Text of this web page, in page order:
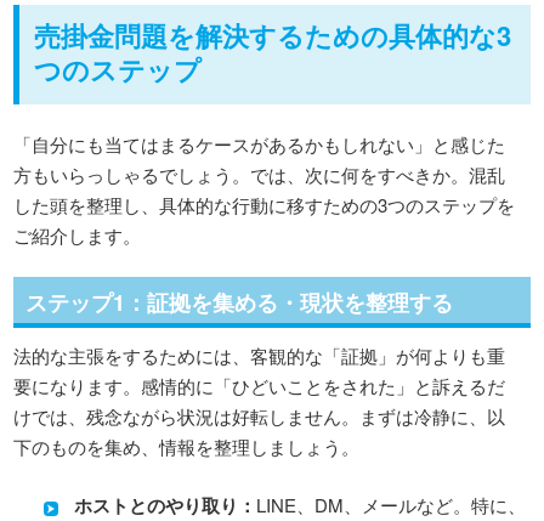
売掛金問題を解決するための具体的な3
つのステップ
「自分にも当てはまるケースがあるかもしれない」と感じた
方もいらっしゃるでしょう。では、次に何をすべきか。混乱
した頭を整理し、具体的な行動に移すための3つのステップを
ご紹介します。
ステップ1：証拠を集める・現状を整理する
法的な主張をするためには、客観的な「証拠」が何よりも重
要になります。感情的に「ひどいことをされた」と訴えるだ
けでは、残念ながら状況は好転しません。まずは冷静に、以
下のものを集め、情報を整理しましょう。
ホストとのやり取り： LINE、DM、メールなど。特に、